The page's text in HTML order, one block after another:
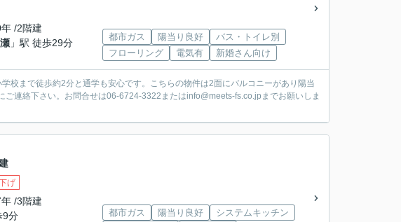
/2階建
」駅 徒歩29分
都市ガス 陽当り良好
バス・トイレ別
フローリング
電気有 新婚さん向け
校まで徒歩約2分と通学も安心です。こちらの物件は2面にバルコニーがあり陽当
連絡下さい。お問合せは06-6724-3322またはinfo@meets-fs.co.jpまでお願いしま
げ
/3階建
9分
都市ガス 陽当り良好
システムキッチン